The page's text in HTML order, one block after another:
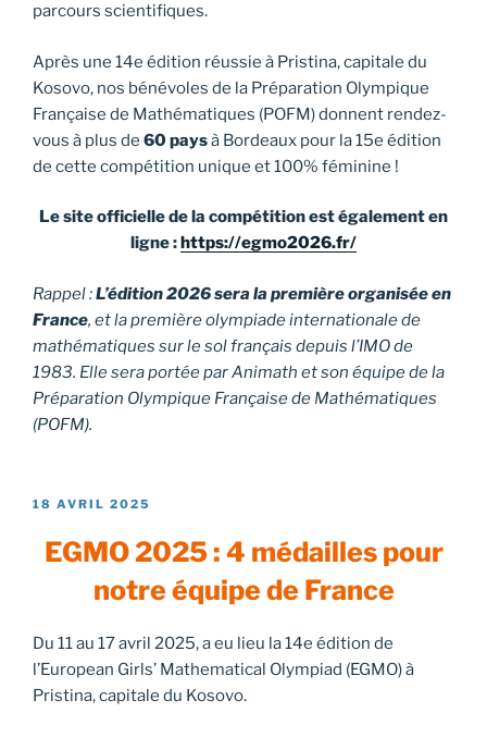
parcours scientifiques.
Après une 14e édition réussie à Pristina, capitale du
Kosovo, nos bénévoles de la Préparation Olympique
Française de Mathématiques (POFM) donnent rendez-
vous à plus de 60 paysà Bordeaux pour la 15e édition
de cette compétition unique et 100% féminine !
Le site officielle de la compétition est également en
ligne :https://egmo2026.fr/
Rappel :L’édition 2026 sera la première organisée en
France, et la première olympiade internationale de
mathématiques sur le sol français depuis l’IMO de
1983. Elle sera portée par Animath et son équipe de la
Préparation Olympique Française de Mathématiques
(POFM).
PUBLIÉ
18 AVRIL 2025
EGMO 2025 : 4 médailles pour
notre équipe de France
Du 11 au 17 avril 2025, a eu lieu la 14e édition de
l’European Girls’ Mathematical Olympiad (EGMO) à
Pristina, capitale du Kosovo.